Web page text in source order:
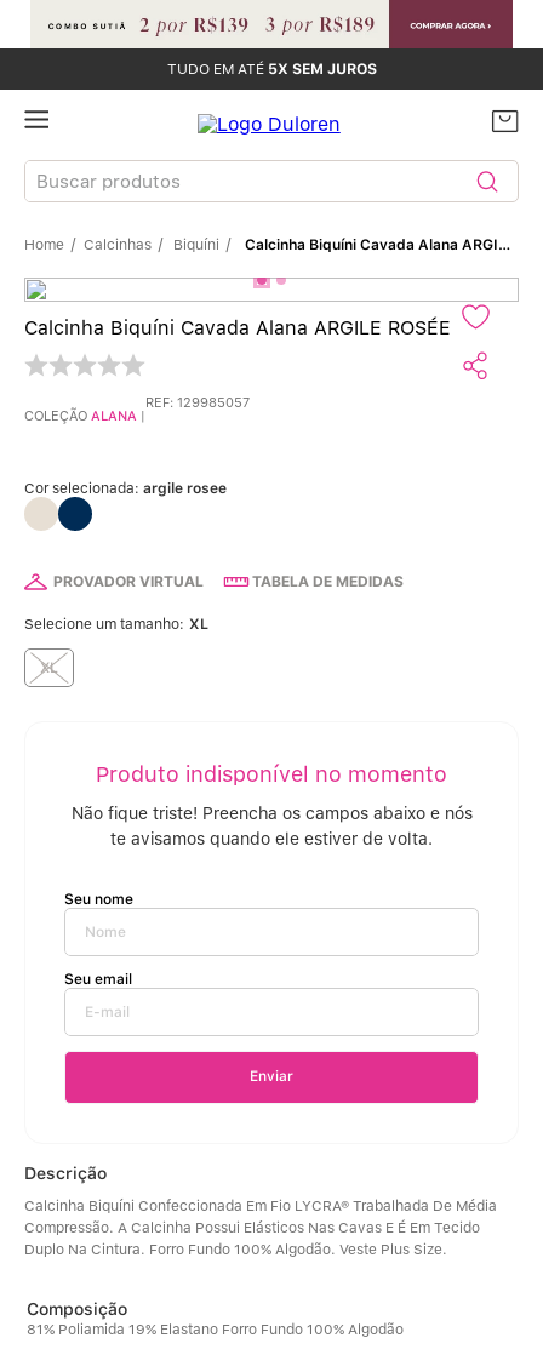
TUDO EM ATÉ 5X SEM JUROS
Buscar produtos
Calcinhas Biquíni Calcinha Biquíni Cavada Alana ARGILE ROSÉE
Calcinha Biquíni Cavada Alana ARGILE ROSÉE
COLEÇÃO ALANA |
REF: 129985057
Cor selecionada: argile rosee
PROVADOR VIRTUAL TABELA DE MEDIDAS
Selecione um tamanho: XL
XL
Enviar
Descrição
Calcinha Biquíni Confeccionada Em Fio LYCRA® Trabalhada De Média
Compressão. A Calcinha Possui Elásticos Nas Cavas E É Em Tecido
Duplo Na Cintura. Forro Fundo 100% Algodão. Veste Plus Size.
81% Poliamida 19% Elastano Forro Fundo 100% Algodão
TERMOS MAIS BUSCADOS
1º Sutiãs
2º Calcinhas
3 º Sutiã Bojo
4º Conjunto
Sutiã Sustentação
Modal